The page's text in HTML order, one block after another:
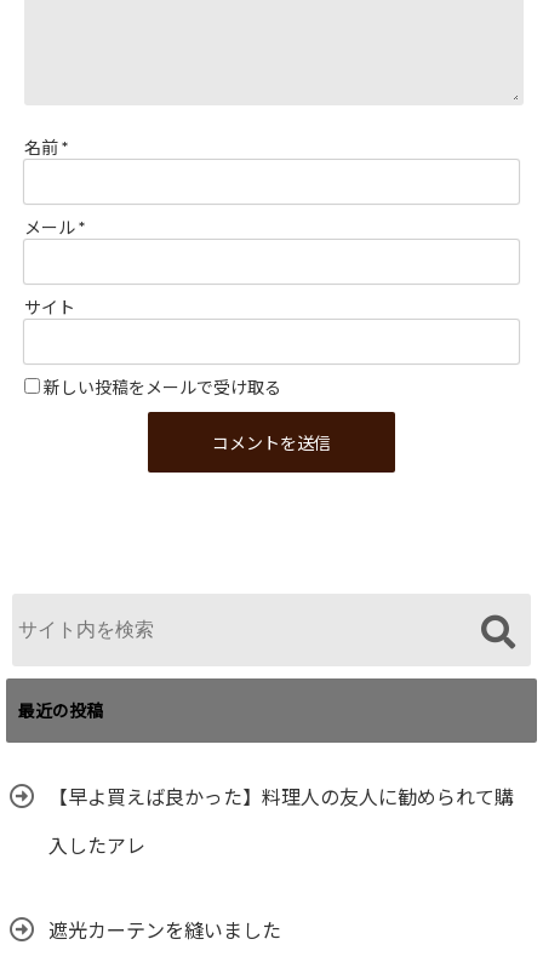
名前*
メール*
サイト
新しい投稿をメールで受け取る
最近の投稿
【早よ買えば良かった】料理人の友人に勧められて購
入したアレ
遮光カーテンを縫いました